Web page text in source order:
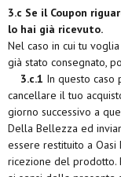
3.c Se il Coupon
lo hai già ricevuto.
Nel caso in cui tu
già stato consegnato,
3.c.1 In questo caso
cancellare il tuo
giorno successivo a
Della Bellezza ed
essere restituito a
ricezione del prodotto.